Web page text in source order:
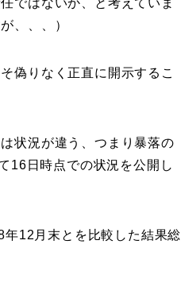
ではないか、と考えていま
、、、）
偽りなく正直に開示するこ
状況が違う、つまり暴落の
16日時点での状況を公開し
12月末とを比較した結果総